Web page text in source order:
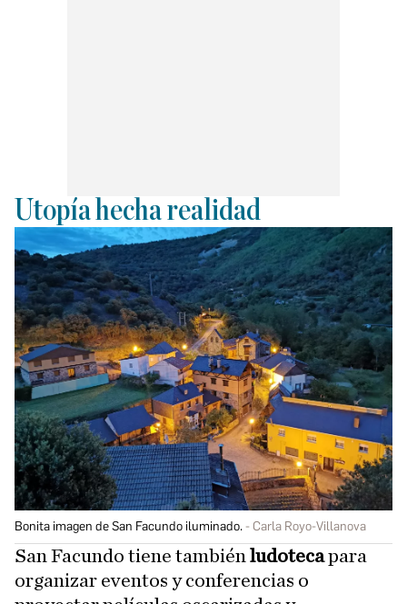
Utopía hecha realidad
Bonita imagen de San Facundo iluminado. Carla Royo-Villanova
San Facundo tiene también ludotecapara
organizar eventos y conferencias o